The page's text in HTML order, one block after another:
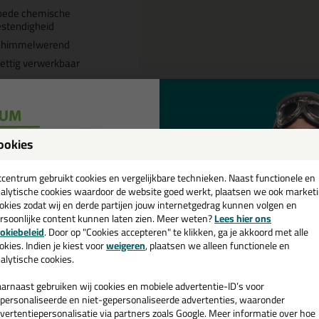
chemische
verwerkbaar
Omschrijving Specificaties
S67 580ml in Transparant
je Ottoseal S67 580ml in een specifieke kleur? Gevonden! Deze
voor verschillende toepassingen. Een professioneel en
S67 580ml in de kleur Transparant C00 vandaag nog! Op
je meer weten over de toepassing en kenmerken van dit product?
gebruikt cookies en vergelijkbare technieken. Naast functionele en
cookies waardoor de website goed werkt, plaatsen we ook
zodat wij en derde partijen jouw internetgedrag kunnen volgen en
content kunnen laten zien. Meer weten?Lees hier ons
. Door op "Cookies accepteren" te klikken, ga je akkoord met alle
Indien je kiest voorweigeren, plaatsen we alleen functionele en
cookies.
gebruiken wij cookies en mobiele advertentie-ID’s voor
en niet-gepersonaliseerde advertenties, waaronder
via partners zoals Google. Meer informatie over hoe
💚
en ontvang een
€35,-bij je eerste bestelling!